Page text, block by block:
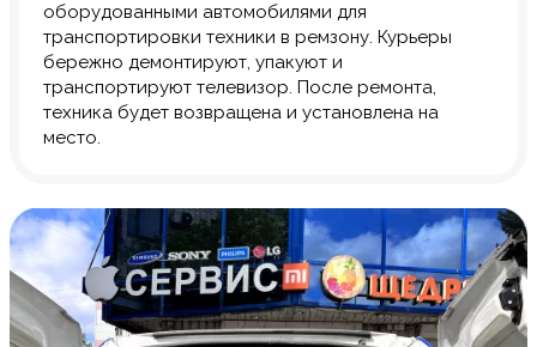
оборудованными автомобилями для
транспортировки техники в ремзону. Курьеры
бережно демонтируют, упакуют и
транспортируют телевизор. После ремонта,
техника будет возвращена и установлена на
место.